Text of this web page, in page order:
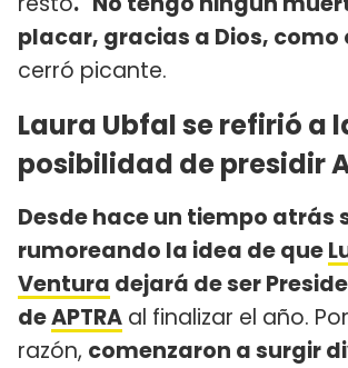
placar, gracias a Dios, como
cerró picante.
Laura Ubfal se refirió a
posibilidad de presidir
Desde hace un tiempo atrás
rumoreando la idea de que
Ventura dejará de ser
deAPTRA al finalizar el año.
razón, comenzaron a surgir